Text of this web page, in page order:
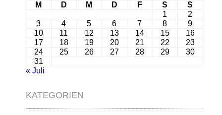
M
D M D F S
S
1
2
3
4 5 6 7 8
9
10
11 12 13 14 15
16
17
18 19 20 21 22
23
24
25 26 27 28 29
30
31
« Juli
KATEGORIEN